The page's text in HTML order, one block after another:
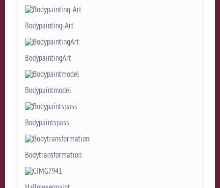
Bodypainting-Art
BodypaintingArt
Bodypaintmodel
Bodypaintspass
Bodytransformation